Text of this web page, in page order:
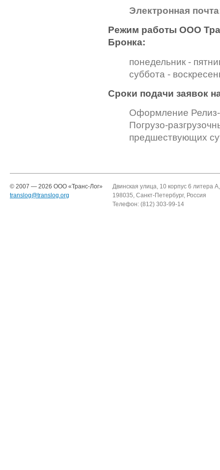
Электронная
Режим работы ООО
Бронка:
понедельник -
суббота -
Сроки подачи заявок
Оформление Релиз-
Погрузо-
предшествующих
© 2007 — 2026 ООО «Транc-Лог»
translog@translog.org
Двинская улица, 10 корпус 6 литера
198035, Санкт-Петербург, Россия
Телефон: (812) 303-99-14